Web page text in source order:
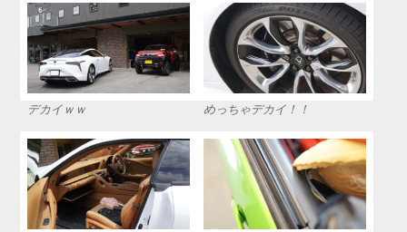
デカイｗｗ めっちゃデカイ！！